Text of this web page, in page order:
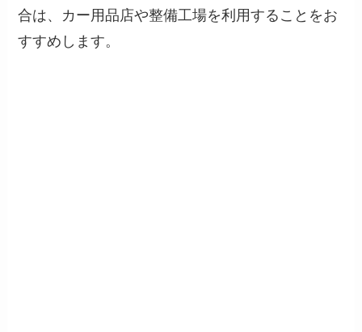
合は、カー用品店や整備工場を利用することをお
すすめします。